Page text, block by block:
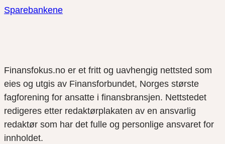
Sparebankene
Finansfokus.no er et fritt og uavhengig nettsted som
eies og utgis av Finansforbundet, Norges største
fagforening for ansatte i finansbransjen. Nettstedet
redigeres etter redaktørplakaten av en ansvarlig
redaktør som har det fulle og personlige ansvaret for
innholdet.